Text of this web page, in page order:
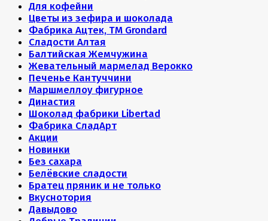
Для кофейни
Цветы из зефира и шоколада
Фабрика Ацтек, ТМ Grondard
Сладости Алтая
Балтийская Жемчужина
Жевательный мармелад Верокко
Печенье Кантуччини
Маршмеллоу фигурное
Династия
Шоколад фабрики Libertad
Фабрика СладАрт
Акции
Новинки
Без сахара
Белёвские сладости
Братец пряник и не только
Вкуснотория
Давыдово